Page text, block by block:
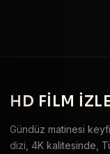
HD FILM
Gündüz matinesi
dizi, 4K kalitesinde,